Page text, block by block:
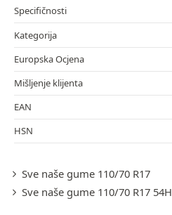
Specifičnosti
Kategorija
Europska Ocjena
Mišljenje klijenta
EAN
HSN
Sve naše gume 110/70 R17
Sve naše gume 110/70 R17 54H